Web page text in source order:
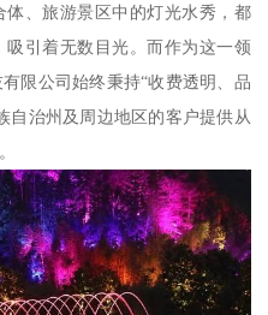
、旅游景区中的灯光水秀，都
引着无数目光。而作为这一领
限公司始终秉持“收费透明、品
自治州及周边地区的客户提供从